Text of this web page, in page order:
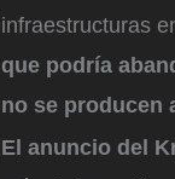
infraestructuras
que podría
no se producen
El anuncio del